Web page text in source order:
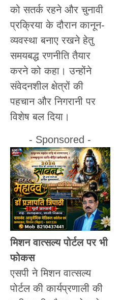
को सतर्क रहने और चुनावी
प्रक्रिया के दौरान कानून-
व्यवस्था बनाए रखने हेतु
समयबद्ध रणनीति तैयार
करने को कहा। उन्होंने
संवेदनशील क्षेत्रों की
पहचान और निगरानी पर
विशेष बल दिया।
- Sponsored -
मिशन वात्सल्य पोर्टल पर भी
फोकस
एसपी ने मिशन वात्सल्य
पोर्टल की कार्यप्रणाली की